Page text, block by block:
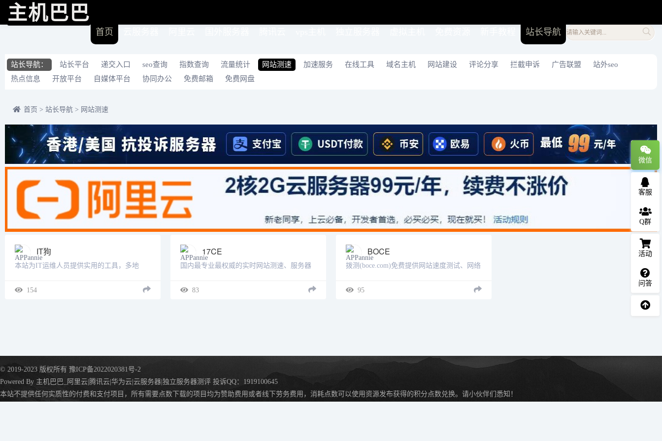
主机巴巴
首页 站长导航
站长导航： 站长平台 递交入口 seo查询 指数查询 流量统计 网站测速 加速服务 在线工具 域名主机 网站建设 评论分享 拦截申诉 广告联盟
站外seo
热点信息
开放平台 自媒体平台 协同办公 免费邮箱 免费网盘
首页 > 站长导航 > 网站测速
IT狗
本站为IT运维人员提供实用的工具，多地
HTTP测速、API测速、路由追踪、在线MTR
154
17CE
国内最专业最权威的实时网站测速、服务器
PING,DNS,HTTP,CDN测试网站速度监控，遍
83
BOCE
拨测(boce.com)免费提供网站速度测试、网络
多地区在线ping测试、dns查询、路由跟踪查
95
© 2019-2023 版权所有 豫ICP备2022020381号-2
Powered By 主机巴巴_阿里云|腾讯云|华为云|云服务器|独立服务器测评 投诉QQ：1919100645
本站不提供任何实质性的付费和支付项目，所有需要点数下载的项目均为赞助费用或者线下劳务费用，消耗点数可以使用资源发布获得的积分点数兑换。请小伙伴们悉知！
微信
客服
Q群
活动
问答